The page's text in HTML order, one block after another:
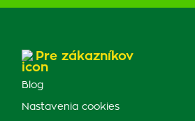
Pre zákazníkov
Blog
Nastavenia cookies